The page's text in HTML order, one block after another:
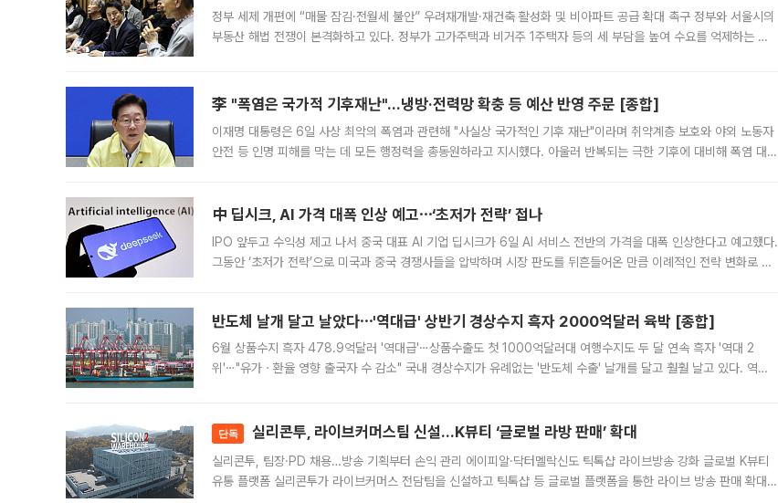
정부 세제 개편에 “매물 잠김·전월세 불안” 우려재개발·재건축 활성화 및 비아파트 공급 확대 촉구 정부와 서울시의
부동산 해법 전쟁이 본격화하고 있다. 정부가 고가주택과 비거주 1주택자 등의 세 부담을 높여 수요를 억제하는 카
李 "폭염은 국가적 기후재난"…냉방·전력망 확충 등 예산 반영 주문 [종합]
이재명 대통령은 6일 사상 최악의 폭염과 관련해 "사실상 국가적인 기후 재난"이라며 취약계층 보호와 야외 노동자
안전 등 인명 피해를 막는 데 모든 행정력을 총동원하라고 지시했다. 아울러 반복되는 극한 기후에 대비해 폭염 대응
中 딥시크, AI 가격 대폭 인상 예고⋯‘초저가 전략’ 접나
IPO 앞두고 수익성 제고 나서 중국 대표 AI 기업 딥시크가 6일 AI 서비스 전반의 가격을 대폭 인상한다고 예고했다.
그동안 ‘초저가 전략’으로 미국과 중국 경쟁사들을 압박하며 시장 판도를 뒤흔들어온 만큼 이례적인 전략 변화로 평
반도체 날개 달고 날았다⋯'역대급' 상반기 경상수지 흑자 2000억달러 육박 [종합]
6월 상품수지 흑자 478.9억달러 '역대급'⋯상품수출도 첫 1000억달러대 여행수지도 두 달 연속 흑자 '역대 2
위'⋯"유가ㆍ환율 영향 출국자 수 감소" 국내 경상수지가 유례없는 '반도체 수출' 날개를 달고 훨훨 날고 있다. 역대
단독 실리콘투, 라이브커머스팀 신설…K뷰티 ‘글로벌 라방 판매’ 확대
실리콘투, 팀장·PD 채용…방송 기획부터 손익 관리 에이피알·닥터멜락신도 틱톡샵 라이브방송 강화 글로벌 K뷰티
유통 플랫폼 실리콘투가 라이브커머스 전담팀을 신설하고 틱톡샵 등 글로벌 플랫폼을 통한 라이브 방송 판매 확대에